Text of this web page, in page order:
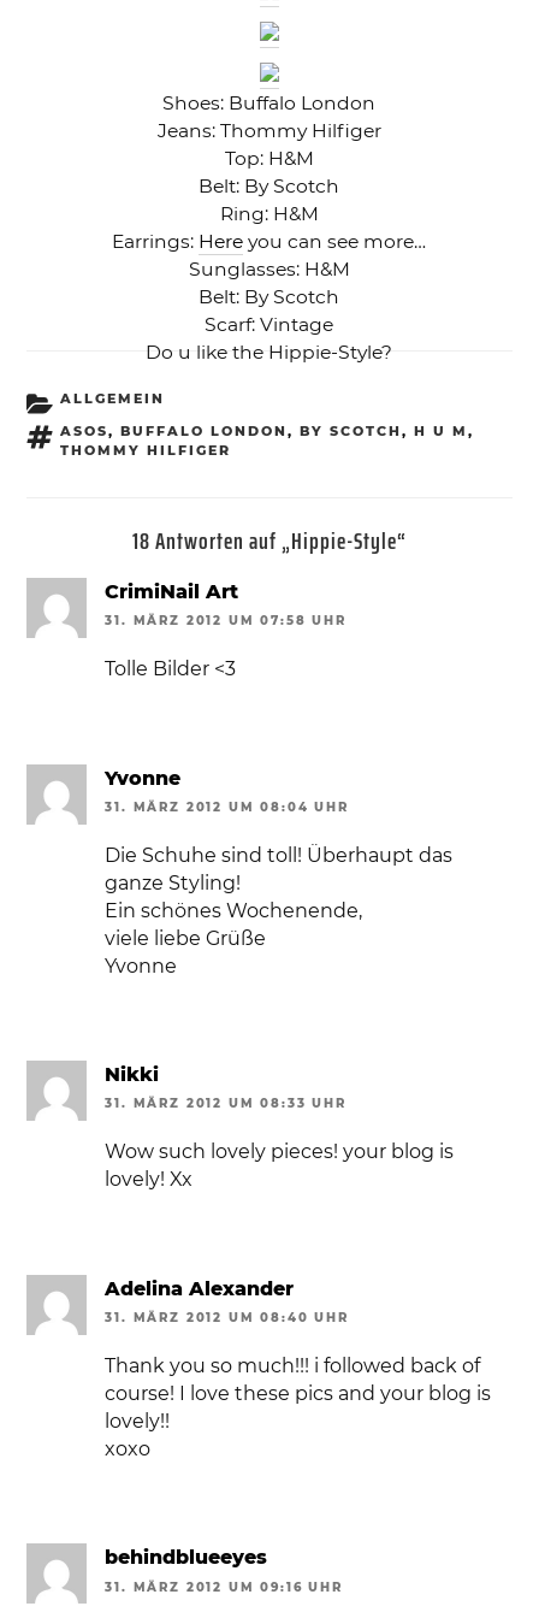
Shoes: Buffalo London
Jeans: Thommy Hilfiger
Top: H&M
Belt: By Scotch
Ring: H&M
Earrings: Here you can see more…
Sunglasses: H&M
Belt: By Scotch
Scarf: Vintage
Do u like the Hippie-Style?
KATEGORIEN
ALLGEMEIN
SCHLAGWÖRTER
ASOS, BUFFALO LONDON , BY SCOTCH , H U M ,
THOMMY HILFIGER
18 Antworten auf „Hippie-Style“
CrimiNail Art
31. MÄRZ 2012 UM 07:58 UHR
Tolle Bilder <3
Yvonne
31. MÄRZ 2012 UM 08:04 UHR
Die Schuhe sind toll! Überhaupt das
ganze Styling!
Ein schönes Wochenende,
viele liebe Grüße
Yvonne
Nikki
31. MÄRZ 2012 UM 08:33 UHR
Wow such lovely pieces! your blog is
lovely! Xx
Adelina Alexander
31. MÄRZ 2012 UM 08:40 UHR
Thank you so much!!! i followed back of
course! I love these pics and your blog is
lovely!!
xoxo
behindblueeyes
31. MÄRZ 2012 UM 09:16 UHR